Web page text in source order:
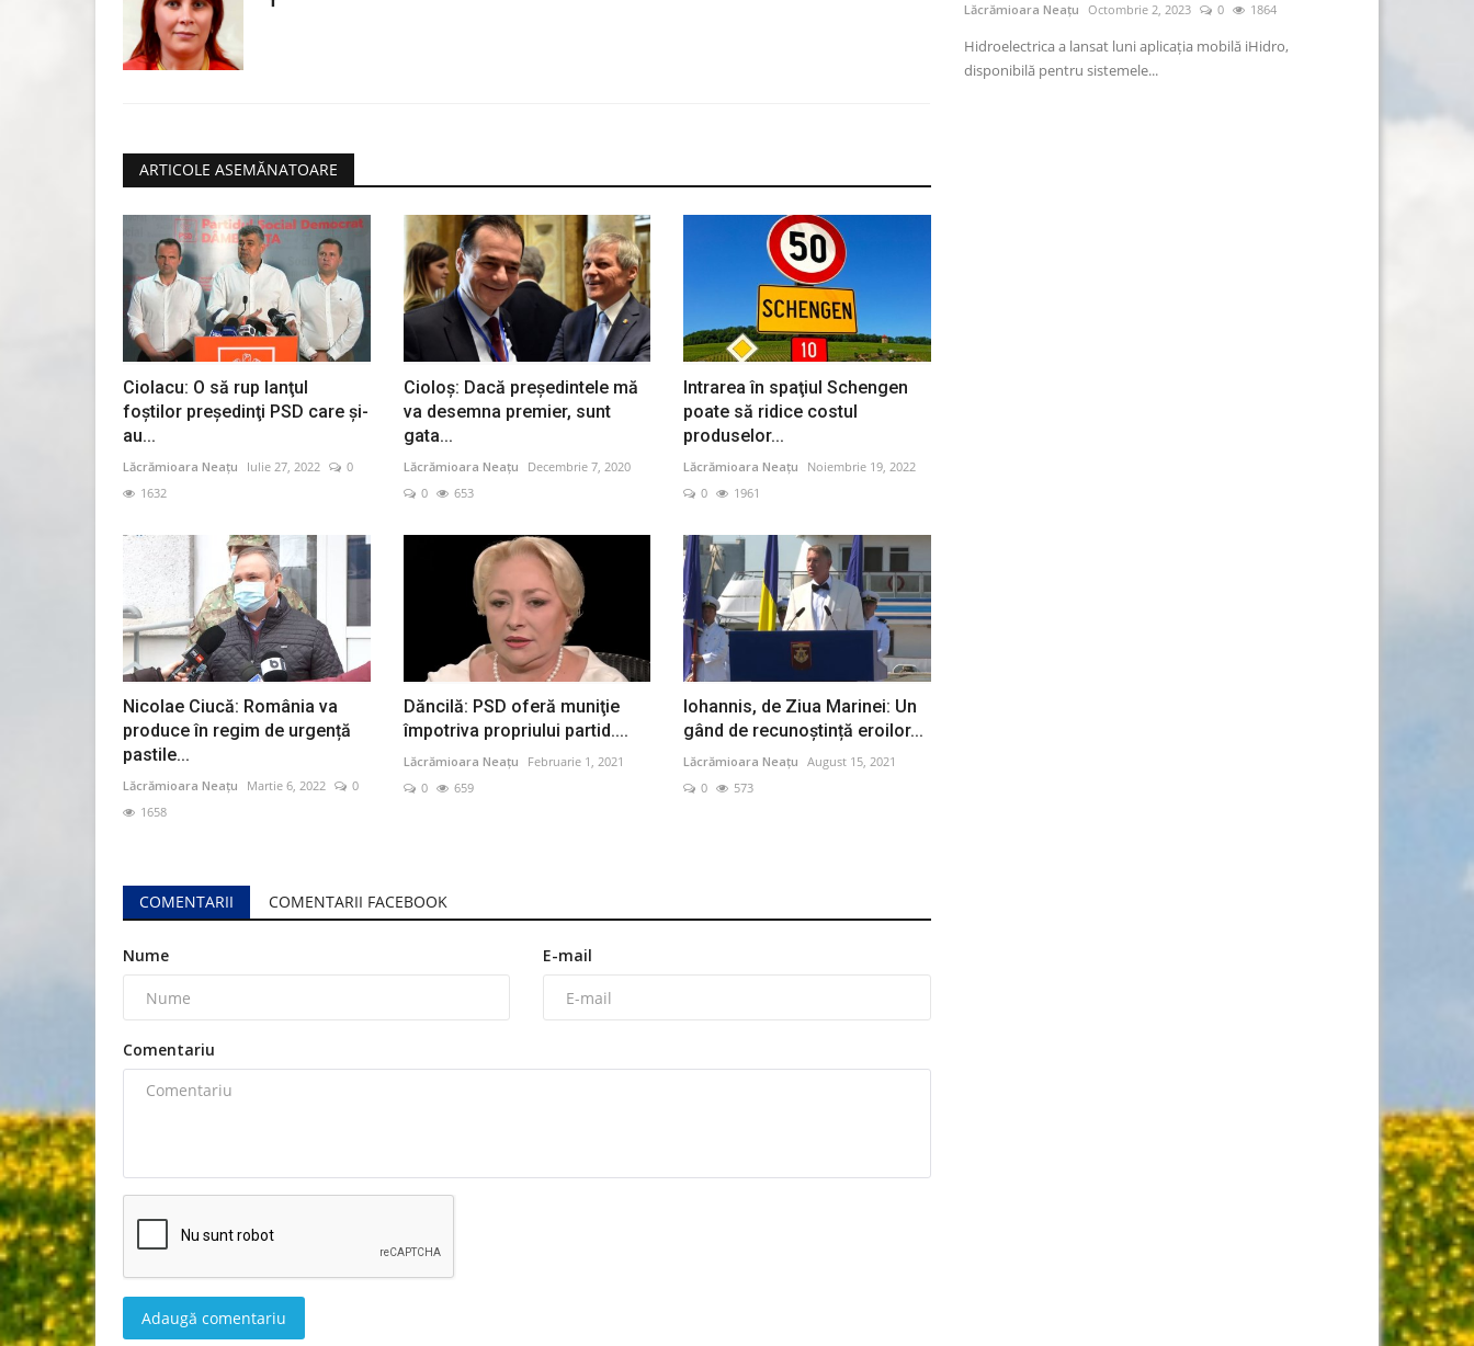
ARTICOLE ASEMĂNATOARE
Ciolacu: O să rup lanţul
foştilor preşedinţi PSD care şi-
au...
Lăcrămioara Neațu Iulie 27, 2022
0
1632
Cioloș: Dacă preşedintele mă
va desemna premier, sunt
gata...
Lăcrămioara Neațu
Decembrie 7, 2020
0
653
Intrarea în spaţiul Schengen
poate să ridice costul
produselor...
Lăcrămioara Neațu
Noiembrie 19, 2022
0
1961
Nicolae Ciucă: România va
produce în regim de urgență
pastile...
Lăcrămioara Neațu Martie 6, 2022
0
1658
Dăncilă: PSD oferă muniţie
împotriva propriului partid....
Lăcrămioara Neațu
Februarie 1, 2021
0
659
Iohannis, de Ziua Marinei: Un
gând de recunoștință eroilor...
Lăcrămioara Neațu
August 15, 2021
0
573
COMENTARII COMENTARII FACEBOOK
Nume E-mail
Comentariu
Adaugă comentariu
Lăcrămioara Neațu
Aplicaţia de mesagerie Whatsapp a devenit nefuncţională,
marţi, problema tehnică...
Lăcrămioara Neațu Octombrie 2, 2023 0 1864
Hidroelectrica a lansat luni aplicaţia mobilă iHidro,
disponibilă pentru sistemele...